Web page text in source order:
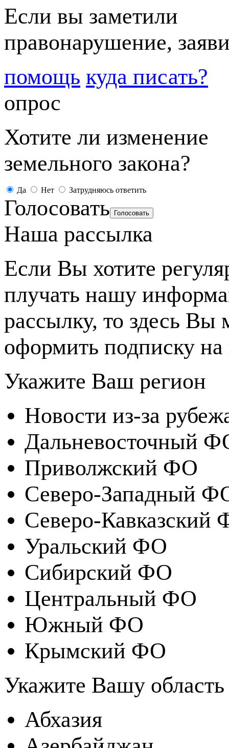
Если вы заметили
правонарушение,
помощь куда писать?
опрос
Хотите ли изменение
земельного закона?
Да Нет Затрудняюсь ответить
Голосовать
Наша рассылка
Если Вы хотите
плучать нашу
рассылку, то здесь Вы
оформить подписку на
Укажите Ваш регион
Новости из-за
Дальневосточный
Приволжский ФО
Северо-Западный
Северо-Кавказский
Уральский ФО
Сибирский ФО
Центральный ФО
Южный ФО
Крымский ФО
Укажите Вашу область
Абхазия